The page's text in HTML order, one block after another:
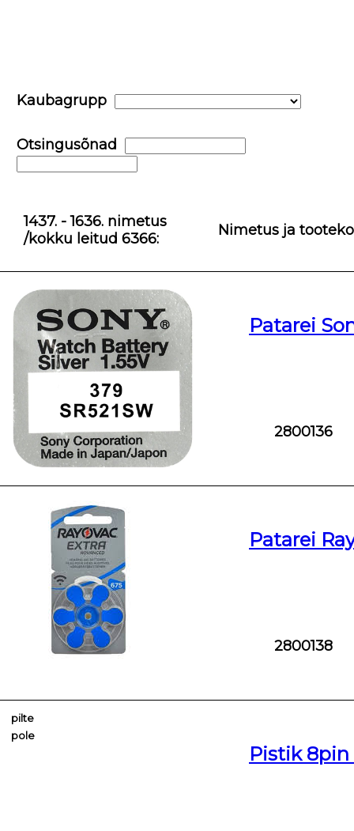
Kaubagrupp
Otsingusõnad
1437. - 1636. nimetus
/kokku leitud 6366:
Nimetus ja
Patarei
2800136
Patarei
2800138
pilte
pole
Pistik 8pin